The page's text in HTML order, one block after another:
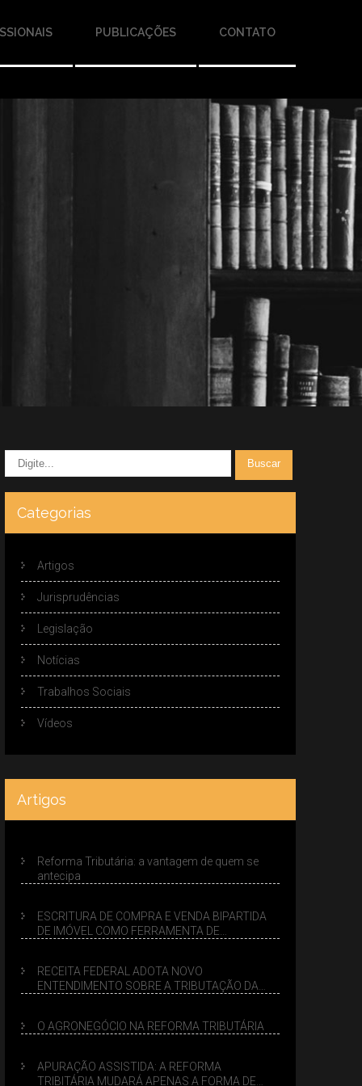
PUBLICAÇÕES CONTATO
Categorias
Artigos
Jurisprudências
Legislação
Notícias
Trabalhos Sociais
Vídeos
Artigos
Reforma Tributária: a vantagem de quem se
antecipa
ESCRITURA DE COMPRA E VENDA BIPARTIDA
DE IMÓVEL COMO FERRAMENTA DE
RECEITA FEDERAL ADOTA NOVO
ENTENDIMENTO SOBRE A TRIBUTAÇÃO DA
O AGRONEGÓCIO NA REFORMA TRIBUTÁRIA
APURAÇÃO ASSISTIDA: A REFORMA
TRIBITÁRIA MUDARÁ APENAS A FORMA DE